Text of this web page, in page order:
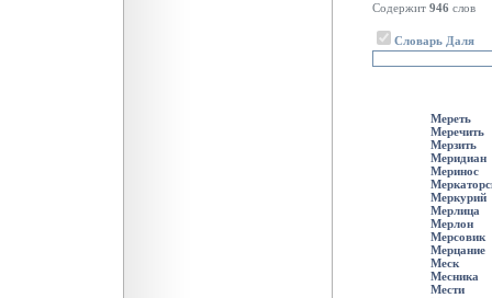
Содержит 946 слов
Словарь Даля
Мереть
Меречить
Мерзить
Меридиан
Меринос
Меркурий
Мерлица
Мерлон
Мерсовик
Мерцание
Меск
Месника
Мести